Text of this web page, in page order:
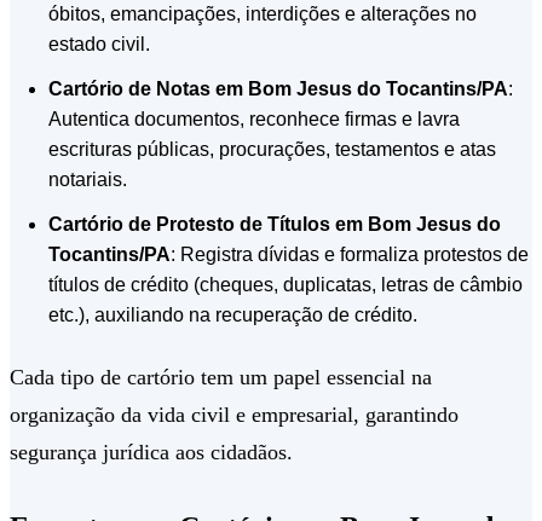
óbitos, emancipações, interdições e alterações no
estado civil.
Cartório de Notas em Bom Jesus do Tocantins/PA:
Autentica documentos, reconhece firmas e lavra
escrituras públicas, procurações, testamentos e atas
notariais.
Cartório de Protesto de Títulos em Bom Jesus do
Tocantins/PA: Registra dívidas e formaliza protestos de
títulos de crédito (cheques, duplicatas, letras de câmbio
etc.), auxiliando na recuperação de crédito.
Cada tipo de cartório tem um papel essencial na
organização da vida civil e empresarial, garantindo
segurança jurídica aos cidadãos.